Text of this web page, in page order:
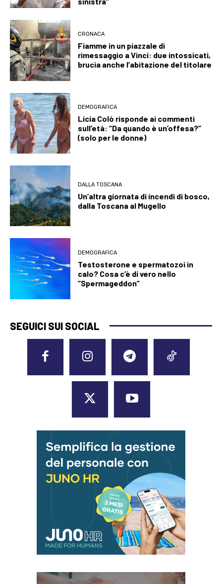
CRONACA
Fiamme in un piazzale di
rimessaggio a Vinci: due intossicati,
brucia anche l’abitazione del titolare
DEMOGRAFICA
Licia Colò risponde ai commenti
sull’età: “Da quando è un’offesa?”
(solo per le donne)
DALLA TOSCANA
Un’altra giornata di incendi di bosco,
dalla Toscana al Mugello
DEMOGRAFICA
Testosterone e spermatozoi in
calo? Cosa c’è di vero nello
“Spermageddon”
SEGUICI SUI SOCIAL